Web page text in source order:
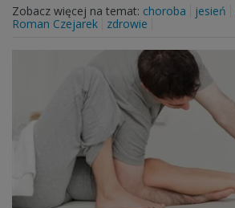
Zobacz więcej na temat: choroba jesień
Roman Czejarek
zdrowie